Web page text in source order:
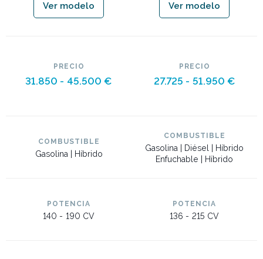
Ver modelo
PRECIO
31.850 - 45.500 €
COMBUSTIBLE
Gasolina | Híbrido
POTENCIA
140 - 190 CV
Ver modelo
PRECIO
27.725 - 51.950 €
COMBUSTIBLE
Gasolina | Diésel | Híbrido
Enfuchable | Híbrido
POTENCIA
136 - 215 CV